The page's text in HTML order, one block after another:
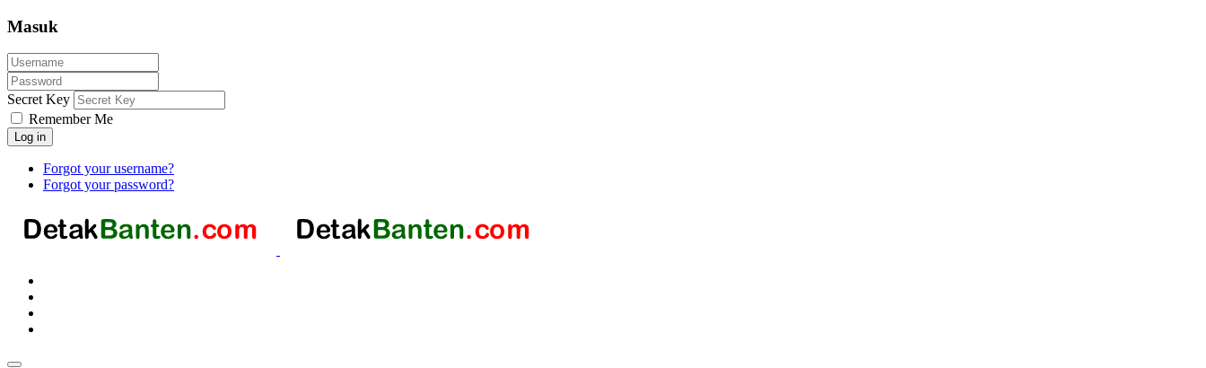
Masuk
Secret Key
Remember Me
Log in
Forgot your username?
Forgot your password?